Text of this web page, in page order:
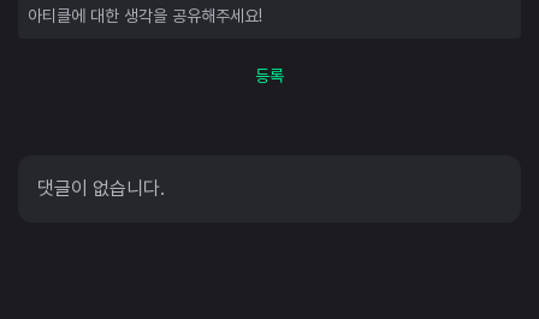
등록
댓글이 없습니다.